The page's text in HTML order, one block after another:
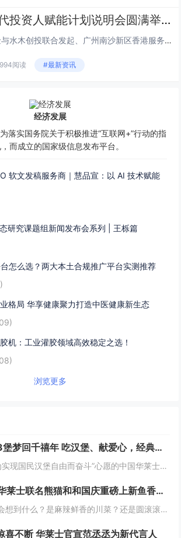
香港家族新生代投资人赋能计划说明会圆满举行
由蝴蝶发展教育基金与水木创投联合发起、广州南沙新区香港服务中心支持的“香港家族新生代投资人赋能计划”说明会，于6月2日下...
阅读 #最新资讯
经济发展
落实国务院关于积极推进“互联网+”行动的指
而成立的国家级信息发布平台。
软文发稿服务商｜慧品宣：以 AI 技术赋能
研究课题组新闻发布会系列 | 王栎篇
怎么选？两大本土合规推广平台实测推荐
格局 华享健康聚力打造中医健康新生态
机：工业灌胶领域高效稳定之选！
浏览更多
华莱士10元3堡梦回千禧年 吃汉堡、献爱心，经典好滋味回馈社会
20年前许下“为实现国民汉堡自由而奋斗”心愿的中国华莱士可能没有想到，2024年华莱士汉堡价格居然“卷”出了首店开业的价格！9月1日，“2024华华汉堡节”正式开启，而此次汉堡节，华莱士也是下了“血本”来回馈「华门信徒」，10块钱就能吃到3...
正宗才对味 华莱士联名熊猫和和国庆重磅上新鱼香肉丝鸡腿堡
说到四川，你会想到什么？是麻辣鲜香的川菜？还是圆滚滚可爱的国宝“胖达”？华莱士寻味中国系列终于来到了川蜀之地，与央视动漫熊猫和和联名，9月20日重磅上新华莱士川蜀鱼香肉丝风味鸡腿堡，从舌尖出发，探寻川蜀美食的“灵魂”。中国华莱士一直秉承着传...
喜不断 华莱士官宣范丞丞为新代言人